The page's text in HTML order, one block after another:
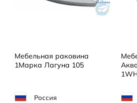
Мебельная раковина
1Марка Лагуна 105
Россия